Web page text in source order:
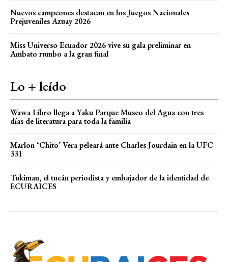
Nuevos campeones destacan en los Juegos Nacionales
Prejuveniles Azuay 2026
Miss Universo Ecuador 2026 vive su gala preliminar en
Ambato rumbo a la gran final
Lo + leído
Wawa Libro llega a Yaku Parque Museo del Agua con tres
días de literatura para toda la familia
Marlon ‘Chito’ Vera peleará ante Charles Jourdain en la UFC
331
Tukiman, el tucán periodista y embajador de la identidad de
ECURAICES